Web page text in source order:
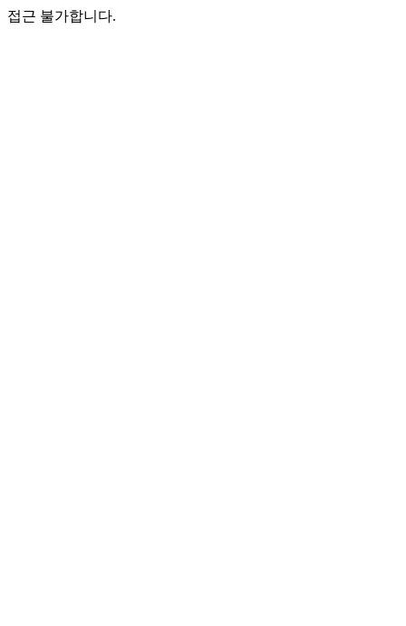
접근 불가합니다.